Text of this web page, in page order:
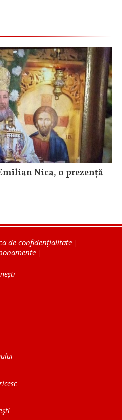
Nica, o prezență
de confidențialitate |
|